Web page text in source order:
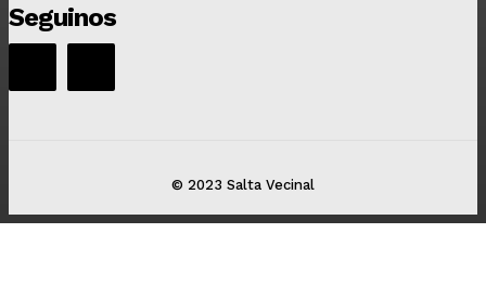
Seguinos
© 2023 Salta Vecinal